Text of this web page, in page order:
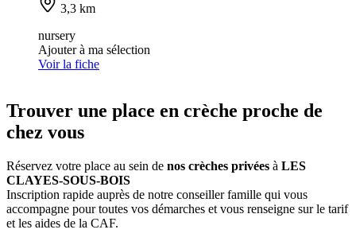
3,3 km
nursery
Ajouter à ma sélection
Voir la fiche
Trouver une place en crèche proche de
chez vous
Réservez votre place au sein de nos crèches privées à LES
CLAYES-SOUS-BOIS
Inscription rapide auprès de notre conseiller famille qui vous
accompagne pour toutes vos démarches et vous renseigne sur le tarif
et les aides de la CAF.